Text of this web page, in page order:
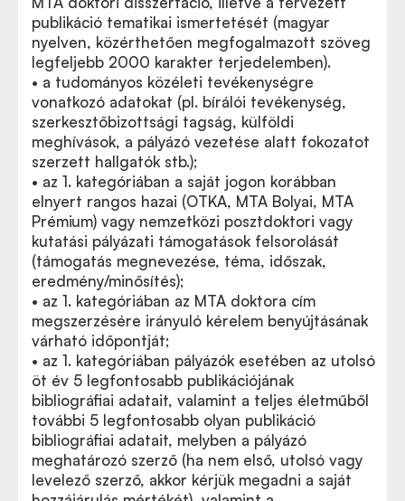
publikáció tematikai ismertetését (magyar
nyelven, közérthetően megfogalmazott szöveg
legfeljebb 2000 karakter terjedelemben).
• a tudományos közéleti tevékenységre
vonatkozó adatokat (pl. bírálói tevékenység,
szerkesztőbizottsági tagság, külföldi
meghívások, a pályázó vezetése alatt fokozatot
szerzett hallgatók stb.);
• az 1. kategóriában a saját jogon korábban
elnyert rangos hazai (OTKA, MTA Bolyai, MTA
Prémium) vagy nemzetközi posztdoktori vagy
kutatási pályázati támogatások felsorolását
(támogatás megnevezése, téma, időszak,
eredmény/minősítés);
• az 1. kategóriában az MTA doktora cím
megszerzésére irányuló kérelem benyújtásának
várható időpontját;
• az 1. kategóriában pályázók esetében az utolsó
öt év 5 legfontosabb publikációjának
bibliográfiai adatait, valamint a teljes életműből
további 5 legfontosabb olyan publikáció
bibliográfiai adatait, melyben a pályázó
meghatározó szerző (ha nem első, utolsó vagy
levelező szerző, akkor kérjük megadni a saját